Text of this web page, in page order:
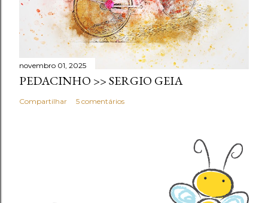
novembro 01, 2025
PEDACINHO >> SERGIO GEIA
Compartilhar 5 comentários